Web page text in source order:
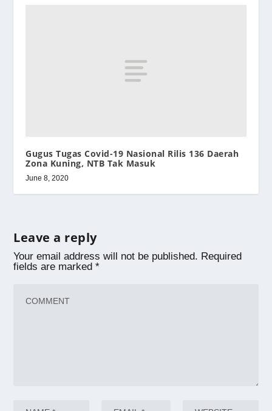
Gugus Tugas Covid-19 Nasional Rilis 136 Daerah
Zona Kuning, NTB Tak Masuk
June 8, 2020
Leave a reply
Your email address will not be published. Required
fields are marked*